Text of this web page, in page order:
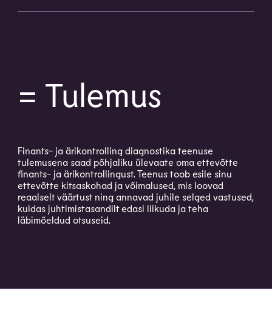
= Tulemus
Finants- ja ärikontrolling diagnostika teenuse
tulemusena saad põhjaliku ülevaate oma ettevõtte
finants- ja ärikontrollingust. Teenus toob esile sinu
ettevõtte kitsaskohad ja võimalused, mis loovad
reaalselt väärtust ning annavad juhile selged vastused,
kuidas juhtimistasandilt edasi liikuda ja teha
läbimõeldud otsuseid.